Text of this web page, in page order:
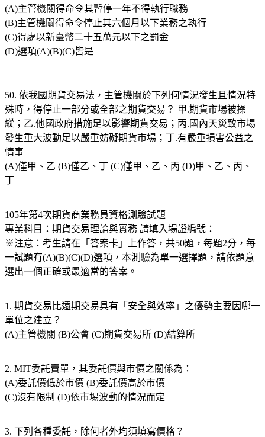
(A)主管機關得命令其暫停一年不得執行職務
(B)主管機關得命令停止其六個月以下業務之執行
(C)得處以新臺幣二十五萬元以下之罰金
(D)選項(A)(B)(C)皆是
50. 依我國期貨交易法，主管機關於下列何情況發生且情況特
殊時，得停止一部分或全部之期貨交易？ 甲.期貨市場被操
縱；乙.他國政府措施足以影響期貨交易；丙.國內天災致市場
發生重大波動足以嚴重妨礙期貨市場；丁.有嚴重損害公益之
情事
(A)僅甲、乙 (B)僅乙、丁 (C)僅甲、乙、丙 (D)甲、乙、丙、
丁
105年第4次期貨商業務員資格測驗試題
專業科目：期貨交易理論與實務 請填入場證編號：
※注意：考生請在「答案卡」上作答，共50題，每題2分，每
一試題有(A)(B)(C)(D)選項，本測驗為單一選擇題，請依題意
選出一個正確或最適當的答案。
1. 期貨交易比遠期交易具有「安全與效率」之優勢主要因哪一
單位之建立？
(A)主管機關 (B)公會 (C)期貨交易所 (D)結算所
2. MIT委託賣單，其委託價與市價之關係為：
(A)委託價低於市價 (B)委託價高於市價
(C)沒有限制 (D)依市埸波動的情況而定
3. 下列各種委託，除何者外均須填寫價格？